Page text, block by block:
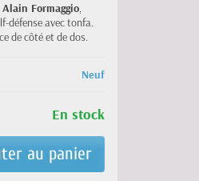
Alain Formaggio,
défense avec tonfa.
de côté et de dos.
Neuf
En stock
au panier